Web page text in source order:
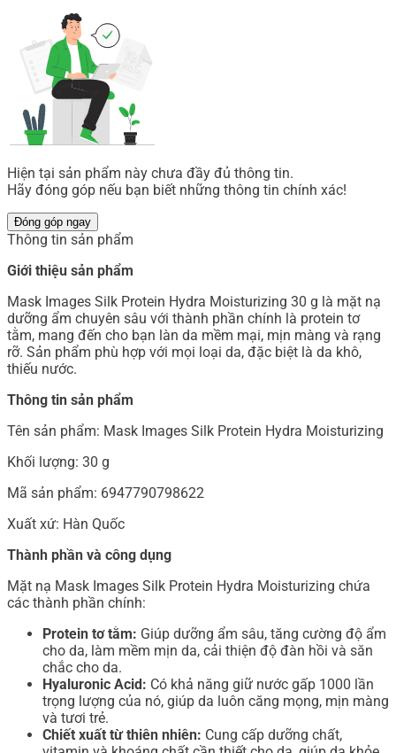
Hiện tại sản phẩm này chưa đầy đủ thông tin.
Hãy đóng góp nếu bạn biết những thông tin chính xác!
Đóng góp ngay
Thông tin sản phẩm
Giới thiệu sản phẩm
Mask Images Silk Protein Hydra Moisturizing 30 g là mặt nạ
dưỡng ẩm chuyên sâu với thành phần chính là protein tơ
tằm, mang đến cho bạn làn da mềm mại, mịn màng và rạng
rỡ. Sản phẩm phù hợp với mọi loại da, đặc biệt là da khô,
thiếu nước.
Thông tin sản phẩm
Tên sản phẩm: Mask Images Silk Protein Hydra Moisturizing
Khối lượng: 30 g
Mã sản phẩm: 6947790798622
Xuất xứ: Hàn Quốc
Thành phần và công dụng
Mặt nạ Mask Images Silk Protein Hydra Moisturizing chứa
các thành phần chính:
Protein tơ tằm: Giúp dưỡng ẩm sâu, tăng cường độ ẩm
cho da, làm mềm mịn da, cải thiện độ đàn hồi và săn
chắc cho da.
Hyaluronic Acid: Có khả năng giữ nước gấp 1000 lần
trọng lượng của nó, giúp da luôn căng mọng, mịn màng
và tươi trẻ.
Chiết xuất từ thiên nhiên: Cung cấp dưỡng chất,